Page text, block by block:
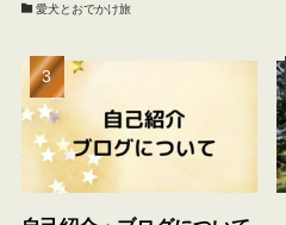
愛犬とおでかけ旅